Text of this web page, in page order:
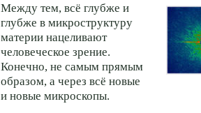
Между тем, всё глубже и
глубже в микроструктуру
материи нацеливают
человеческое зрение.
Конечно, не самым прямым
образом, а через всё новые
и новые микроскопы.